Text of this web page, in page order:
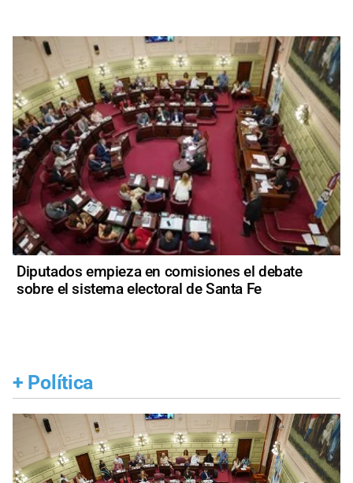
Diputados empieza en comisiones el debate
sobre el sistema electoral de Santa Fe
+ Política